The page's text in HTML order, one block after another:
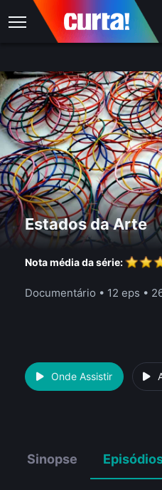
Estados da Arte
Nota média da série:
Documentário • 12 eps •
Onde Assistir
Sinopse